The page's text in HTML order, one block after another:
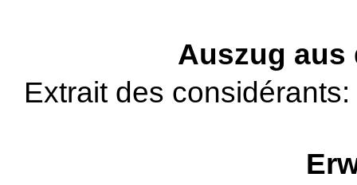
Auszug aus
Extrait des considérants: